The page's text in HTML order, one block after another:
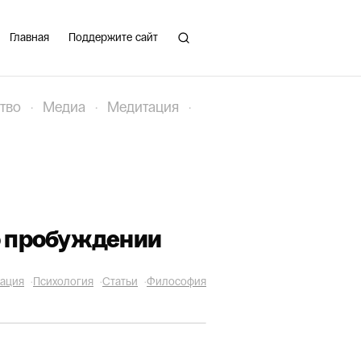
Главная Поддержите сайт
· Медиа · Медитация ·
пробуждении
·Психология ·Статьи ·Философия